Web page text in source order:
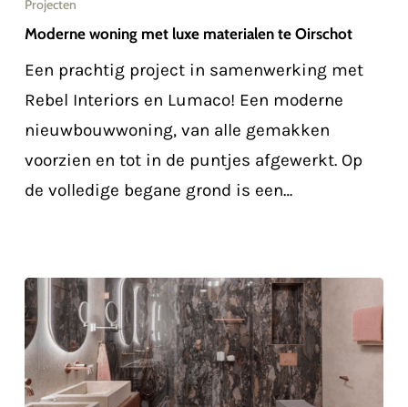
luxe
Projecten
Moderne woning met luxe materialen te Oirschot
Een prachtig project in samenwerking met
Rebel Interiors en Lumaco! Een moderne
nieuwbouwwoning, van alle gemakken
voorzien en tot in de puntjes afgewerkt. Op
de volledige begane grond is een…